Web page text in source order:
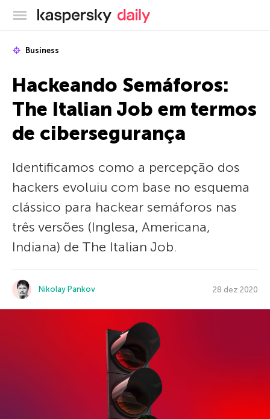
Blog oficial da Kaspersky
Business
Hackeando Semáforos:
The Italian Job em termos
de cibersegurança
Identificamos como a percepção dos
hackers evoluiu com base no esquema
clássico para hackear semáforos nas
três versões (Inglesa, Americana,
Indiana) de The Italian Job.
Nikolay Pankov 28 dez 2020